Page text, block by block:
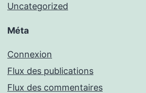
Uncategorized
Méta
Connexion
Flux des publications
Flux des commentaires